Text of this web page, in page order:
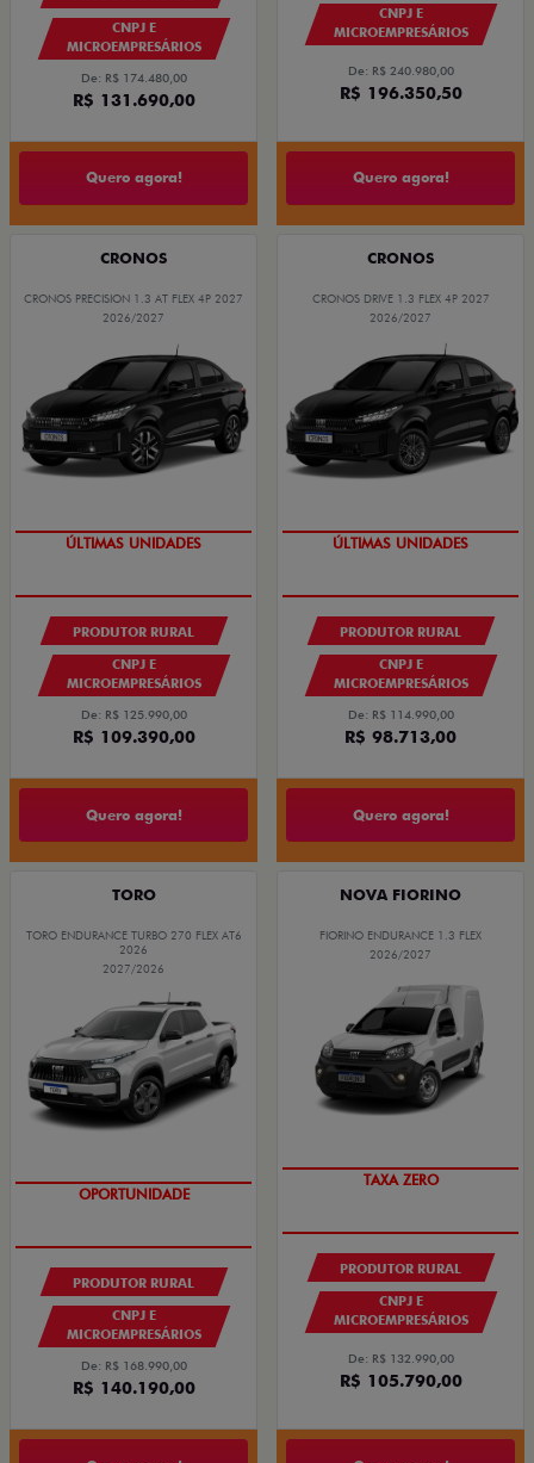
CNPJ E
MICROEMPRESÁRIOS
De: R$ 174.480,00
R$ 131.690,00
Quero agora!
CNPJ E
MICROEMPRESÁRIOS
De: R$ 240.980,00
R$ 196.350,50
Quero agora!
CRONOS
CRONOS PRECISION 1.3 AT FLEX 4P 2027
2026/2027
PRODUTOR RURAL
CNPJ E
MICROEMPRESÁRIOS
De: R$ 125.990,00
R$ 109.390,00
Quero agora!
CRONOS
CRONOS DRIVE 1.3 FLEX 4P 2027
2026/2027
PRODUTOR RURAL
CNPJ E
MICROEMPRESÁRIOS
De: R$ 114.990,00
R$ 98.713,00
Quero agora!
TORO
TORO ENDURANCE TURBO 270 FLEX AT6
2026
2027/2026
PRODUTOR RURAL
CNPJ E
MICROEMPRESÁRIOS
De: R$ 168.990,00
R$ 140.190,00
NOVA FIORINO
FIORINO ENDURANCE 1.3 FLEX
2026/2027
TAXA ZERO
PRODUTOR RURAL
CNPJ E
MICROEMPRESÁRIOS
De: R$ 132.990,00
R$ 105.790,00